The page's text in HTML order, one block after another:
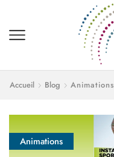
Accueil Blog Animations
Animations